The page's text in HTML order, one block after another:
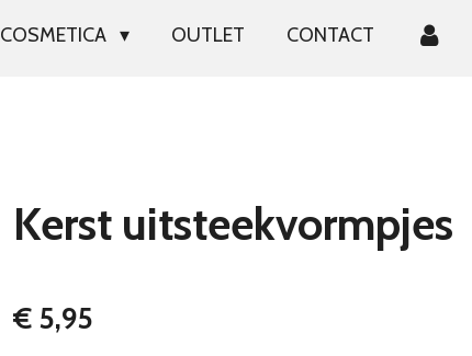
COSMETICA OUTLET CONTACT
Kerst uitsteekvormpjes
€ 5,95